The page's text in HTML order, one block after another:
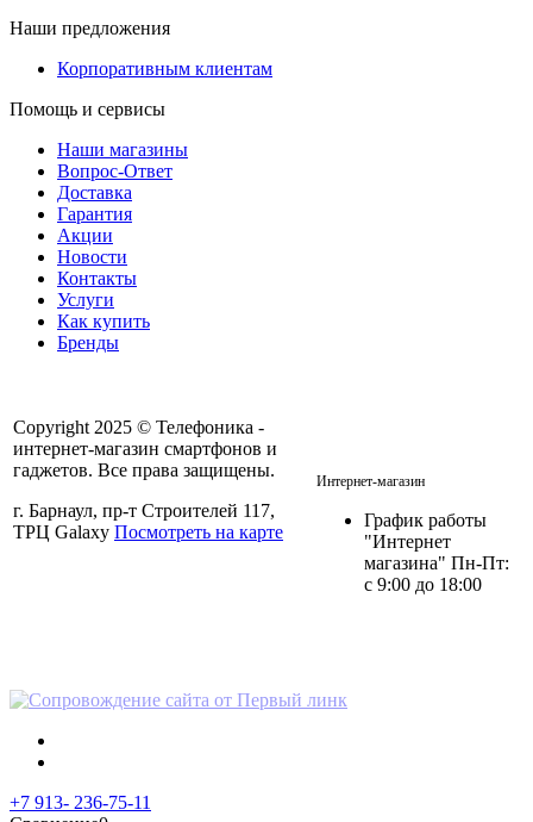
Наши предложения
Корпоративным клиентам
Помощь и сервисы
Наши магазины
Вопрос-Ответ
Доставка
Гарантия
Акции
Новости
Контакты
Услуги
Как купить
Бренды
Copyright 2025 © Телефоника -
интернет-магазин смартфонов и
гаджетов. Все права защищены.
г. Барнаул, пр-т Строителей 117,
ТРЦ Galaxy Посмотреть на карте
Интернет-магазин
График работы
"Интернет
магазина" Пн-Пт:
с 9:00 до 18:00
+7 913- 236-75-11